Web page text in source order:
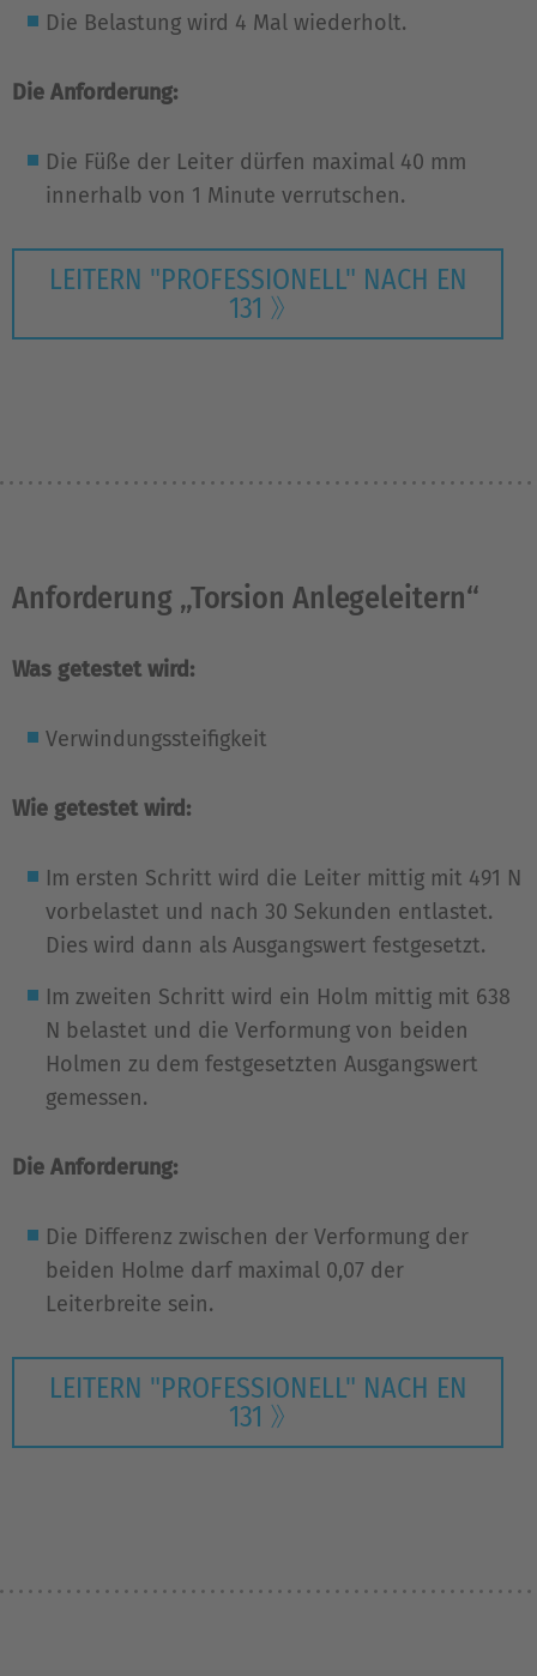
Die Belastung wird 4 Mal wiederholt.
Die Anforderung:
Die Füße der Leiter dürfen maximal 40 mm
innerhalb von 1 Minute verrutschen.
LEITERN "PROFESSIONELL" NACH EN
131
Anforderung „Torsion Anlegeleitern“
Was getestet wird:
Verwindungssteifigkeit
Wie getestet wird:
Im ersten Schritt wird die Leiter mittig mit 491 N
vorbelastet und nach 30 Sekunden entlastet.
Dies wird dann als Ausgangswert festgesetzt.
Im zweiten Schritt wird ein Holm mittig mit 638
N belastet und die Verformung von beiden
Holmen zu dem festgesetzten Ausgangswert
gemessen.
Die Anforderung:
Die Differenz zwischen der Verformung der
beiden Holme darf maximal 0,07 der
Leiterbreite sein.
LEITERN "PROFESSIONELL" NACH EN
131